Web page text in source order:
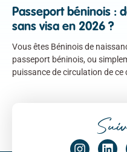
Passeport béninois :
sans visa en 2026 ?
Vous êtes Béninois de
passeport béninois, ou
puissance de circulation de